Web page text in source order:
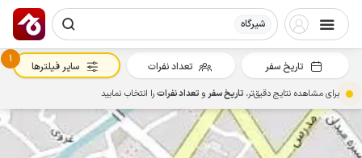
شیرگاه
تاریخ سفر تعداد نفرات
1
سایر فیلترها
برای مشاهده نتایج دقیق‌تر، تاریخ سفرو تعداد نفراترا انتخاب نمایید